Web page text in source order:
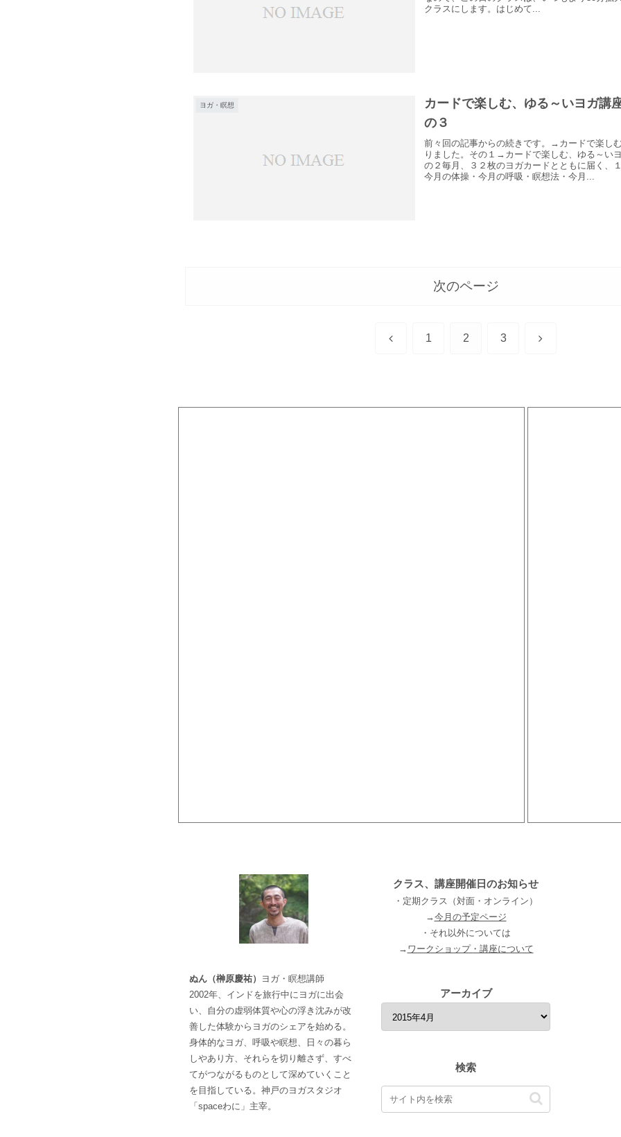
クラスにします。はじめて...
ヨガ・瞑想
カードで楽しむ、ゆる～いヨガ講
の３
前々回の記事からの続きです。→カードで楽し
りました。その１→カードで楽しむ、ゆる～い
の２毎月、３２枚のヨガカードとともに届く、
今月の体操・今月の呼吸・瞑想法・今月...
次のページ
前 1 2 3 次
ぬん（榊原慶祐）
ヨガ・瞑想講師
2002年、インドを旅行中にヨガに出会
い、自分の虚弱体質や心の浮き沈みが改
善した体験からヨガのシェアを始める。
身体的なヨガ、呼吸や瞑想、日々の暮ら
しやあり方、それらを切り離さず、すべ
てがつながるものとして深めていくこと
を目指している。神戸のヨガスタジオ
「spaceわに」主宰。
クラス、講座開催日のお知らせ
・定期クラス（対面・オンライン）
→今月の予定ページ
・それ以外については
→ ワークショップ・講座について
アーカイブ
検索